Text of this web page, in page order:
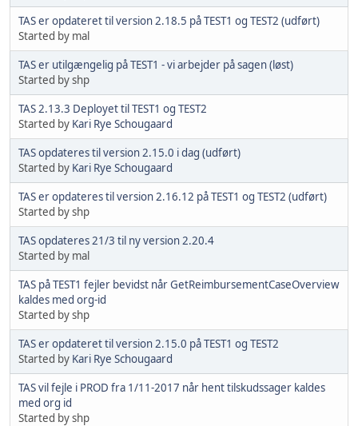
TAS er opdateret til version 2.18.5 på TEST1 og TEST2 (udført)
Started by mal
TAS er utilgængelig på TEST1 - vi arbejder på sagen (løst)
Started by shp
TAS 2.13.3 Deployet til TEST1 og TEST2
Started by Kari Rye Schougaard
TAS opdateres til version 2.15.0 i dag (udført)
Started by Kari Rye Schougaard
TAS er opdateres til version 2.16.12 på TEST1 og TEST2 (udført)
Started by shp
TAS opdateres 21/3 til ny version 2.20.4
Started by mal
TAS på TEST1 fejler bevidst når GetReimbursementCaseOverview
kaldes med org-id
Started by shp
TAS er opdateret til version 2.15.0 på TEST1 og TEST2
Started by Kari Rye Schougaard
TAS vil fejle i PROD fra 1/11-2017 når hent tilskudssager kaldes
med org id
Started by shp